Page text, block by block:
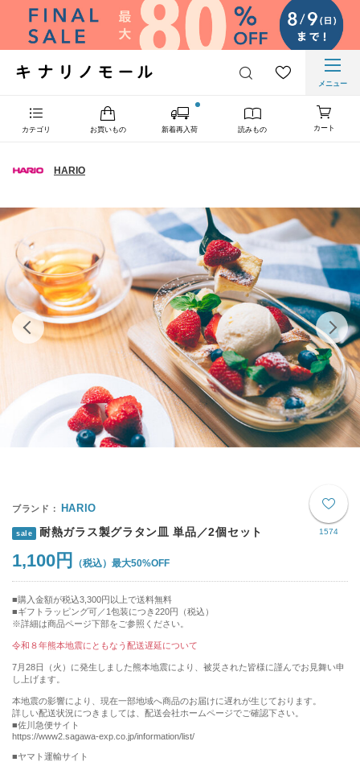
メニュー
カテゴリ お買いもの 新着再入荷 読みもの カート
HARIO
1574
HARIO
sale 耐熱ガラス製グラタン皿 単品／2個セット
1,100円 最大50%OFF
購入金額が税込3,300円以上で送料無料
ギフトラッピング可／1包装につき220円（税込）
※詳細は商品ページ下部をご参照ください。
令和８年熊本地震にともなう配送遅延について
7月28日（火）に発生しました熊本地震により、被災された皆様に謹んでお見舞い申
し上げます。
本地震の影響により、現在一部地域へ商品のお届けに遅れが生じております。
詳しい配送状況につきましては、配送会社ホームページでご確認下さい。
■佐川急便サイト
https://www2.sagawa-exp.co.jp/information/list/
■ヤマト運輸サイト